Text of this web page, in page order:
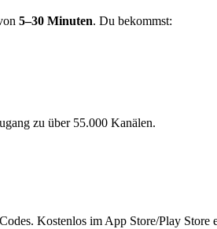
5–30 Minuten. Du bekommst:
zu über 55.000 Kanälen.
Kostenlos im App Store/Play Store